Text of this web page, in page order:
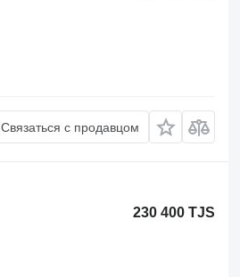
Связаться с продавцом
230 400 TJS